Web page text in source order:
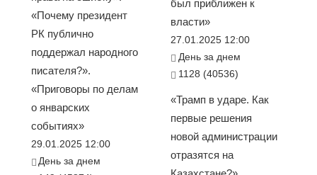
«Почему президент
РК публично
поддержал народного
писателя?».
«Приговоры по делам
о январских
событиях»
29.01.2025 12:00
День за днем
был приближен к
власти»
27.01.2025 12:00
День за днем
1128 (40536)
«Трамп в ударе. Как
первые решения
новой администрации
отразятся на